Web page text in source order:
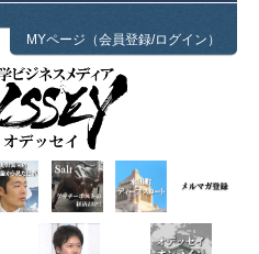
MYページ（会員登録/ログイン）